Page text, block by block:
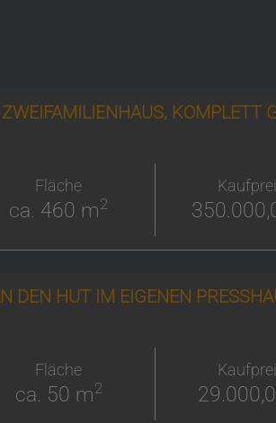
KOMPLETT
Fläche
ca. 460 m2
DEN HUT IM EIGENEN
Fläche
ca. 50 m2